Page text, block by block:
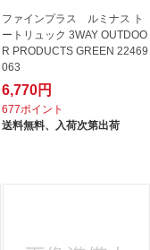
ファインプラス ルミナス ト
ートリュック 3WAY OUTDOO
R PRODUCTS GREEN 22469
063
6,770円
677ポイント
送料無料、
入荷次第出荷